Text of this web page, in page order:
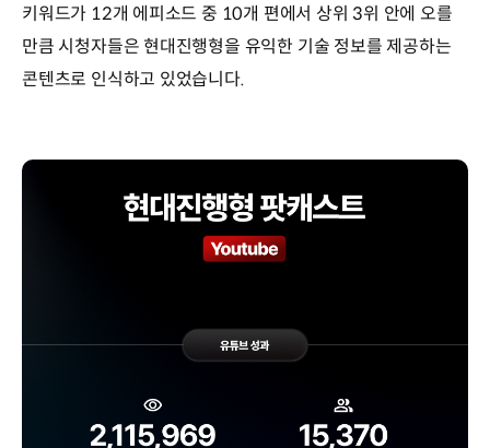
키워드가 12개 에피소드 중 10개 편에서 상위 3위 안에 오를
만큼 시청자들은 현대진행형을 유익한 기술 정보를 제공하는
콘텐츠로 인식하고 있었습니다.